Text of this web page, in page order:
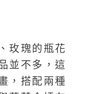
玫瑰的瓶花
並不多，這
，搭配兩種